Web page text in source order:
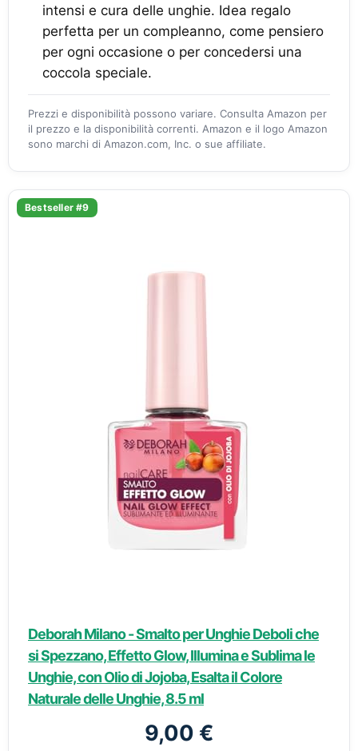
intensi e cura delle unghie. Idea regalo
perfetta per un compleanno, come pensiero
per ogni occasione o per concedersi una
coccola speciale.
Prezzi e disponibilità possono variare. Consulta Amazon per
il prezzo e la disponibilità correnti. Amazon e il logo Amazon
sono marchi di Amazon.com, Inc. o sue affiliate.
Bestseller #9
Deborah Milano - Smalto per Unghie Deboli che
si Spezzano, Effetto Glow, Illumina e Sublima le
Unghie, con Olio di Jojoba, Esalta il Colore
Naturale delle Unghie, 8.5 ml
9,00 €